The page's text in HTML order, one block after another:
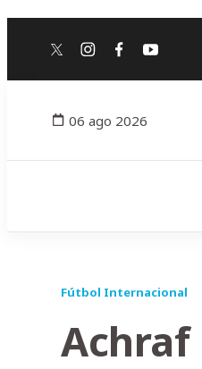
twitterinstagram
facebook
youtube
06 ago 2026
Fútbol Internacional
Achraf